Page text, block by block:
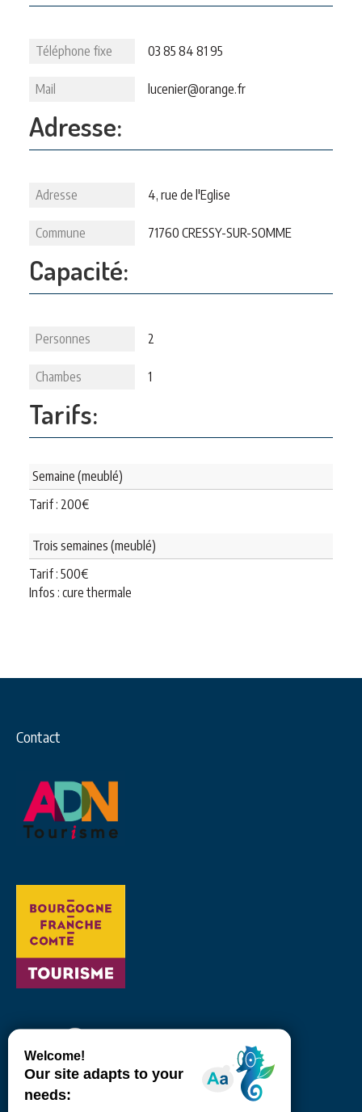
Téléphone fixe 03 85 84 81 95
Mail lucenier@orange.fr
Adresse:
Adresse 4, rue de l'Eglise
Commune 71760 CRESSY-SUR-SOMME
Capacité:
Personnes 2
Chambes 1
Tarifs:
Semaine (meublé)
Tarif : 200€
Trois semaines (meublé)
Tarif : 500€
Infos : cure thermale
Contact